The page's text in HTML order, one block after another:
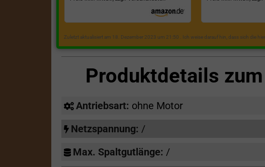
Zuletzt aktualisiert am 18. Dezember 2023 um 21:50 . Ich weise darauf hin, dass sich die
Produktdetails zum
Antriebsart: ohne Motor
Netzspannung: /
Max. Spaltgutlänge: /